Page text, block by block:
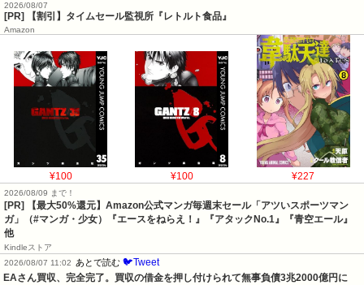
2026/08/07
[PR] 【割引】タイムセール監視所『レトルト食品』
Amazon
¥100 ¥100 ¥227
2026/08/09 まで！
[PR]
【最大50%還元】Amazon公式マンガ毎週末セール「アツいスポーツマン
ガ」（#マンガ・少女）『エースをねらえ！』『アタックNo.1』『青空エール』
他
Kindleストア
2026/08/07 11:02
あとで読む 🐦Tweet
EAさん買収、完全完了。買収の借金を押し付けられて無事負債3兆2000億円に